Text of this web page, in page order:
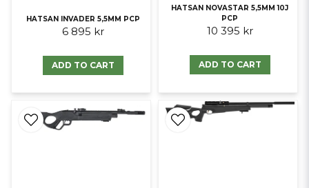
HATSAN INVADER 5,5MM PCP
6 895 kr
ADD TO CART
HATSAN NOVASTAR 5,5MM 10J
PCP
10 395 kr
ADD TO CART